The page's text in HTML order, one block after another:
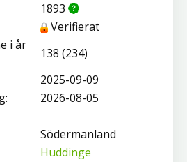
1893
Verifierat
i år
138 (234)
2025-09-09
2026-08-05
Södermanland
Huddinge